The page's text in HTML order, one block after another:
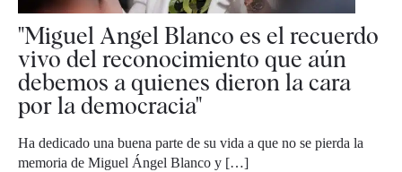
"Miguel Angel Blanco es el recuerdo
vivo del reconocimiento que aún
debemos a quienes dieron la cara
por la democracia"
Ha dedicado una buena parte de su vida a que no se pierda la
memoria de Miguel Ángel Blanco y […]